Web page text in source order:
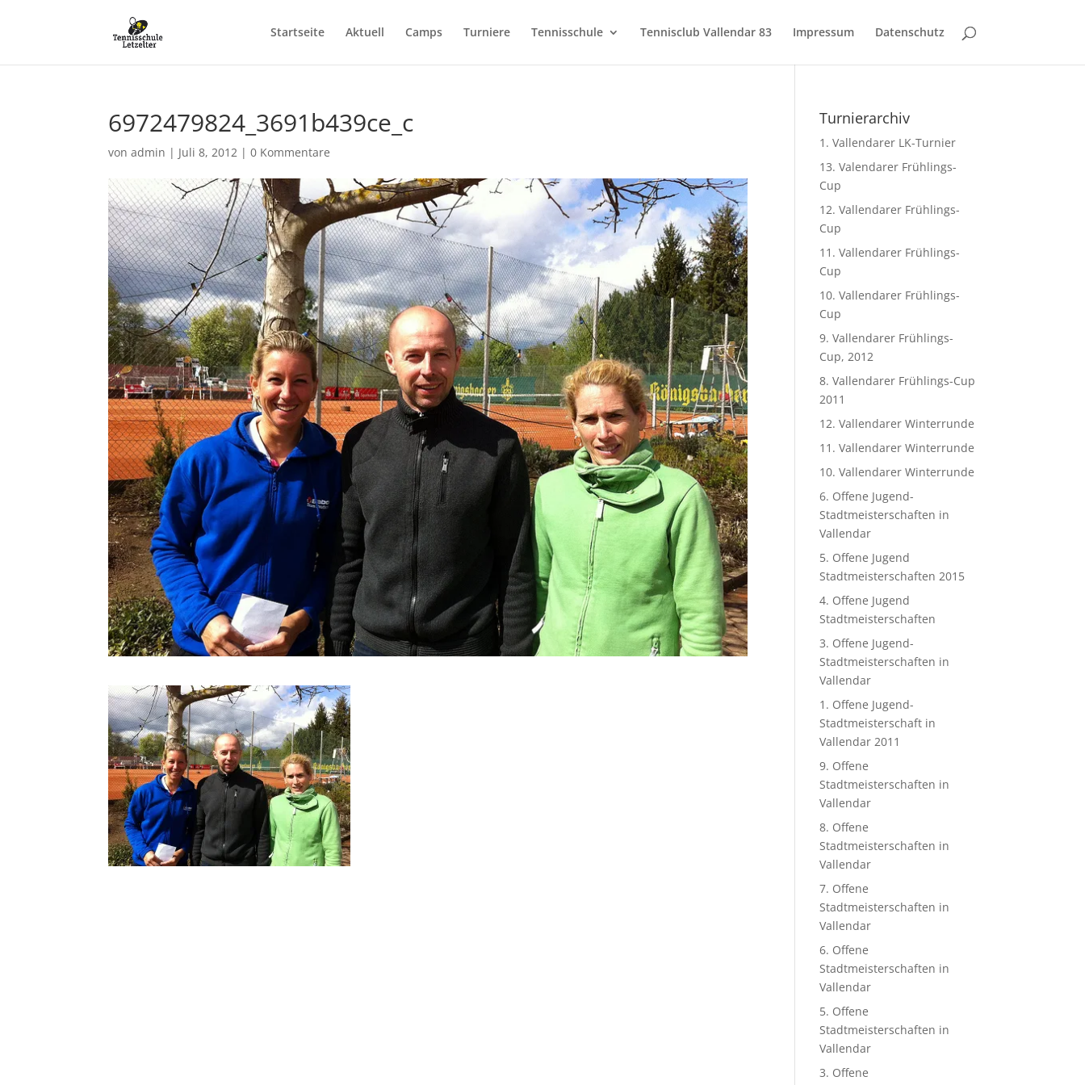
Startseite Aktuell Camps Turniere Tennisschule Tennisclub Vallendar 83 Impressum Datenschutz
6972479824_3691b439ce_c
vonadmin | Juli 8, 2012 |0 Kommentare
Turnierarchiv
1. Vallendarer LK-Turnier
13. Valendarer Frühlings-
Cup
12. Vallendarer Frühlings-
Cup
11. Vallendarer Frühlings-
Cup
10. Vallendarer Frühlings-
Cup
9. Vallendarer Frühlings-
Cup, 2012
8. Vallendarer Frühlings-Cup
2011
12. Vallendarer Winterrunde
11. Vallendarer Winterrunde
10. Vallendarer Winterrunde
6. Offene Jugend-
Stadtmeisterschaften in
Vallendar
5. Offene Jugend
Stadtmeisterschaften 2015
4. Offene Jugend
Stadtmeisterschaften
3. Offene Jugend-
Stadtmeisterschaften in
Vallendar
1. Offene Jugend-
Stadtmeisterschaft in
Vallendar 2011
9. Offene
Stadtmeisterschaften in
Vallendar
8. Offene
Stadtmeisterschaften in
Vallendar
7. Offene
Stadtmeisterschaften in
Vallendar
6. Offene
Stadtmeisterschaften in
Vallendar
5. Offene
Stadtmeisterschaften in
Vallendar
3. Offene